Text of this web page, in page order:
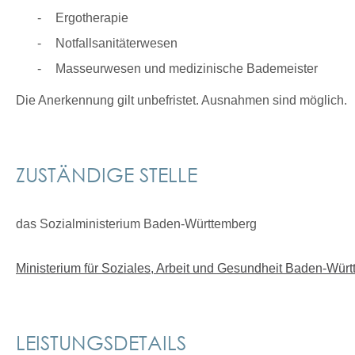
Ergotherapie
Notfallsanitäterwesen
Masseurwesen und medizinische Bademeister
Die Anerkennung gilt unbefristet. Ausnahmen sind möglich.
ZUSTÄNDIGE STELLE
das Sozialministerium Baden-Württemberg
Ministerium für Soziales, Arbeit und Gesundheit Baden-
LEISTUNGSDETAILS